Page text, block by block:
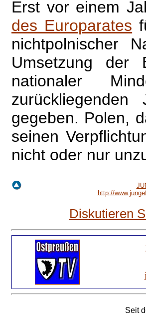
Erst vor einem
des Europarates
nichtpolnischer
Umsetzung der
nationaler
zurückliegenden
gegeben. Polen,
seinen
nicht oder nur
http://
Diskutieren
Seit